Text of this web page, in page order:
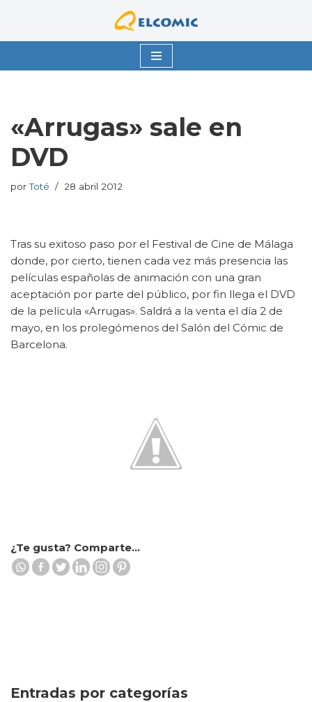
contenido
«Arrugas» sale en
DVD
porToté 28 abril 2012
Tras su exitoso paso por el Festival de Cine de Málaga
donde, por cierto, tienen cada vez más presencia las
películas españolas de animación con una gran
aceptación por parte del público, por fin llega el DVD
de la película «Arrugas». Saldrá a la venta el día 2 de
mayo, en los prolegómenos del Salón del Cómic de
Barcelona.
¿Te gusta? Comparte...
Entradas por categorías